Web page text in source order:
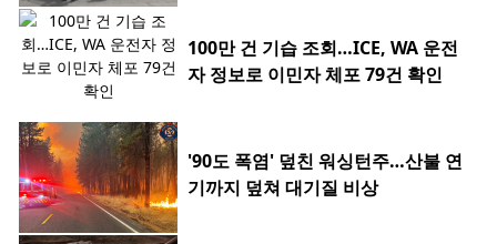
100만 건 기습 조회…ICE, WA 운전
자 정보로 이민자 체포 79건 확인
'90도 폭염' 덮친 워싱턴주…산불 연
기까지 덮쳐 대기질 비상